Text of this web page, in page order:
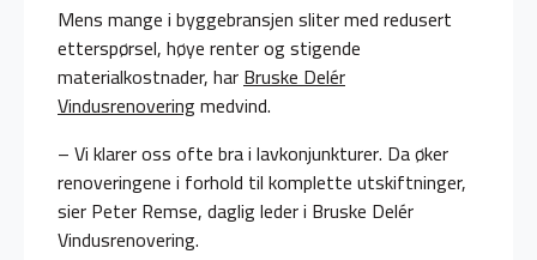
Mens mange i byggebransjen sliter med redusert
etterspørsel, høye renter og stigende
materialkostnader, harBruske Delér
Vindusrenoveringmedvind.
– Vi klarer oss ofte bra i lavkonjunkturer. Da øker
renoveringene i forhold til komplette utskiftninger,
sier Peter Remse, daglig leder i Bruske Delér
Vindusrenovering.